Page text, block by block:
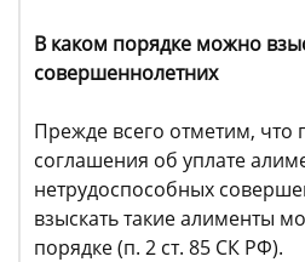
В каком порядке можно
совершеннолетних
Прежде всего отметим, что
соглашения об уплате
нетрудоспособных
взыскать такие алименты
порядке (п. 2 ст. 85 СК РФ).